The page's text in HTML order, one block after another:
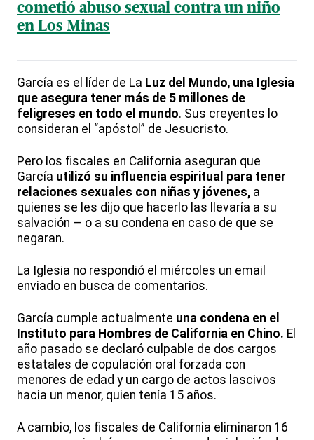
cometió abuso sexual contra un niño
en Los Minas
García es el líder de La Luz del Mundo, una Iglesia
que asegura tener más de 5 millones de
feligreses en todo el mundo. Sus creyentes lo
consideran el “apóstol” de Jesucristo.
Pero los fiscales en California aseguran que
García utilizó su influencia espiritual para tener
relaciones sexuales con niñas y jóvenes, a
quienes se les dijo que hacerlo las llevaría a su
salvación — o a su condena en caso de que se
negaran.
La Iglesia no respondió el miércoles un email
enviado en busca de comentarios.
García cumple actualmente una condena en el
Instituto para Hombres de California en Chino. El
año pasado se declaró culpable de dos cargos
estatales de copulación oral forzada con
menores de edad y un cargo de actos lascivos
hacia un menor, quien tenía 15 años.
A cambio, los fiscales de California eliminaron 16